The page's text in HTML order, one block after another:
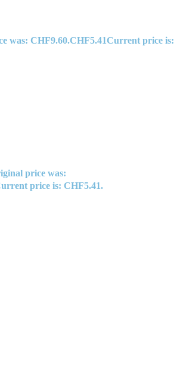
was: CHF9.60.CHF5.41Current price is:
price was:
price is: CHF5.41.